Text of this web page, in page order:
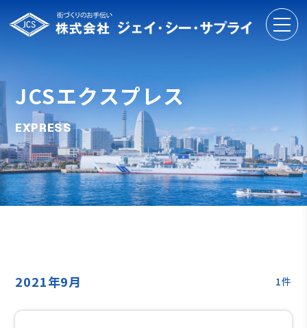
JCSエクスプレス
EXPRESS
2021年9月 1件